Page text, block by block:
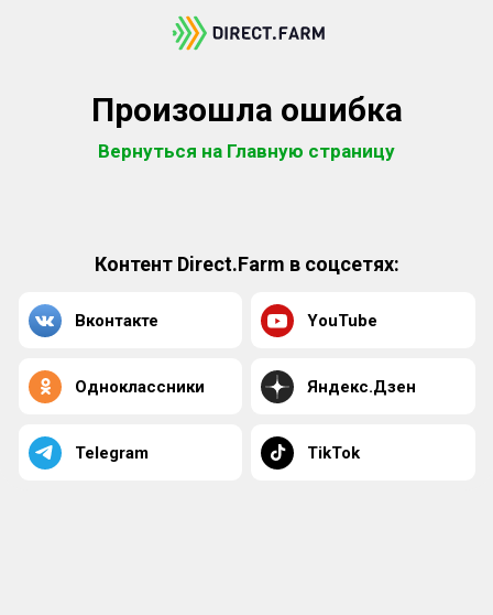
Произошла ошибка
Вернуться на Главную страницу
Контент Direct.Farm в соцсетях:
Вконтакте YouTube
Одноклассники Яндекс.Дзен
Telegram TikTok